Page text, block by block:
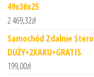
49x36x25
2 469,32zł
Samochód Zdalnie
DUŻY+2XAKU+GRATIS
199,00zł